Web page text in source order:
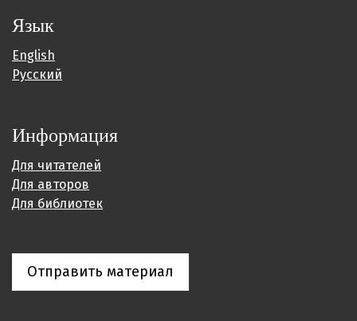
Язык
English
Русский
Информация
Для читателей
Для авторов
Для библиотек
Отправить материал